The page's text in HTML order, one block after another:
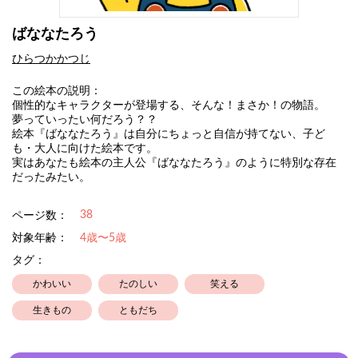
ばななたろう
ひらつかかつじ
この絵本の説明：
個性的なキャラクターが登場する、そんな！まさか！の物語。
夢っていったい何だろう？？
絵本『ばななたろう』は自分にちょっと自信が持てない、子ど
も・大人に向けた絵本です。
実はあなたも絵本の主人公『ばななたろう』のように特別な存在
だったみたい。
ページ数： 38
対象年齢：
4歳〜5歳
タグ：
かわいい たのしい 笑える
生きもの ともだち